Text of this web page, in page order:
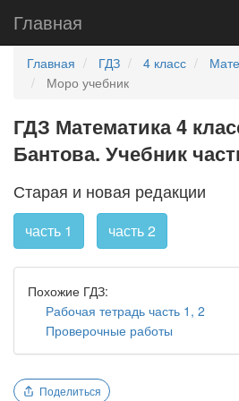
Главная
Главная ГДЗ 4 класс
Моро учебник
ГДЗ Математика 4
Бантова. Учебник
Старая и новая редакции
часть 1 часть 2
Похожие ГДЗ:
Рабочая тетрадь часть 1, 2
Проверочные работы
Поделиться